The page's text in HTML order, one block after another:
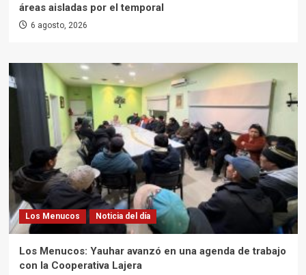
áreas aisladas por el temporal
6 agosto, 2026
Los Menucos Noticia del día
Los Menucos: Yauhar avanzó en una agenda de trabajo
con la Cooperativa Lajera